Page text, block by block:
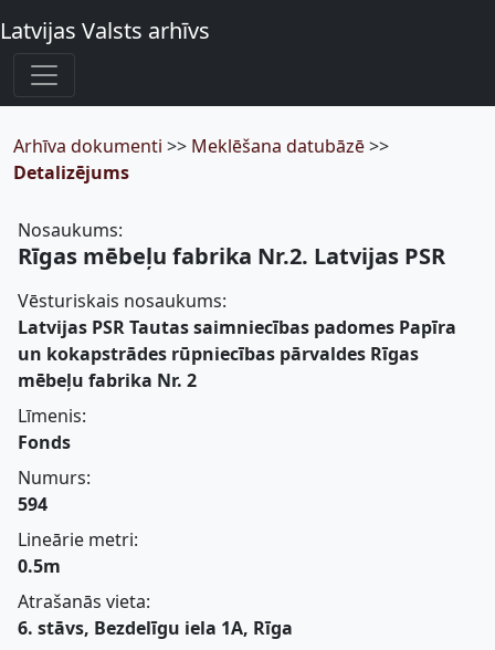
Latvijas Valsts arhīvs
Arhīva dokumenti >> Meklēšana datubāzē>>
Detalizējums
Nosaukums:
Rīgas mēbeļu fabrika Nr.2. Latvijas PSR
Vēsturiskais nosaukums:
Latvijas PSR Tautas saimniecības padomes Papīra
un kokapstrādes rūpniecības pārvaldes Rīgas
mēbeļu fabrika Nr. 2
Līmenis:
Fonds
Numurs:
594
Lineārie metri:
0.5m
Atrašanās vieta:
6. stāvs, Bezdelīgu iela 1A, Rīga